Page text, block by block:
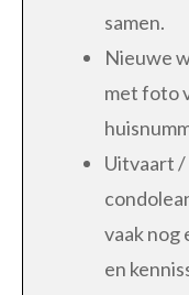
samen.
Nieuwe
met foto
Uitvaart /
vaak nog
en